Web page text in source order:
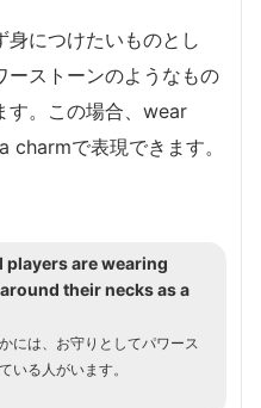
身につけたいものとし
ーストーンのようなもの
す。この場合、wear
で表現できます。
players are wearing
their necks as a
には、お守りとしてパワース
いる人がいます。